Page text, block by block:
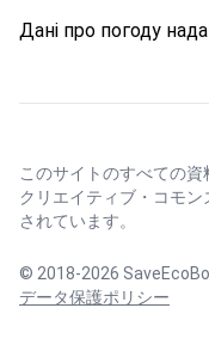
Дані про погоду
このサイトのすべての資
クリエイティブ・コモン
されています。
© 2018-2026
データ保護ポリシー